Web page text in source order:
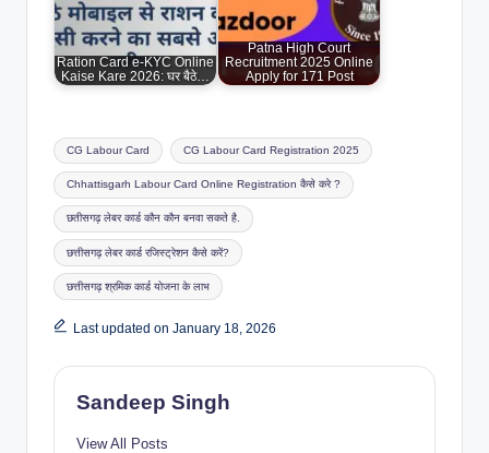
Ration Card e-KYC Online
Kaise Kare 2026: घर बैठे…
Patna High Court
Recruitment 2025 Online
Apply for 171 Post
Tags:
CG Labour Card CG Labour Card Registration 2025
Chhattisgarh Labour Card Online Registration कैसे करे ?
छतीसगढ़ लेबर कार्ड कौन कौन बनवा सकते है.
छत्तीसगढ़ लेबर कार्ड रजिस्ट्रेशन कैसे करें?
छत्तीसगढ़ श्रमिक कार्ड योजना के लाभ
Last updated on January 18, 2026
Sandeep Singh
View All Posts